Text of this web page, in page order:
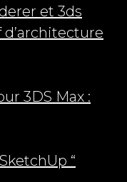
et 3ds
d’architecture
3DS Max :
“